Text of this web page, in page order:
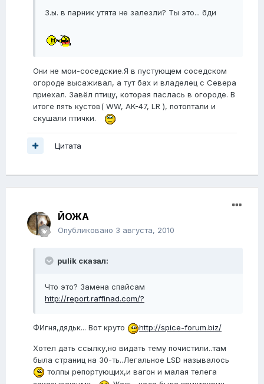
З.ы. в парник утята не залезли? Ты это... бди
Они не мои-соседские.Я в пустующем соседском
огороде высаживал, а тут бах и владелец с Севера
приехал. Завёл птицу, которая паслась в огороде. В
итоге пять кустов( WW, AK-47, LR ), потоптали и
скушали птички.
Цитата
ЙОЖА
Опубликовано 3 августа, 2010
pulik сказал:
Что это? Замена спайсам
http://report.raffinad.com/?
ФИгня,дядьк... Вот круто http://spice-forum.biz/
Хотел дать ссылку,но видать тему почистили..там
была страниц на 30-ть..Легальное LSD называлось
толпы репортующих,и вагон и малая телега